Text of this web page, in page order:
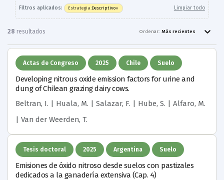
Filtros aplicados: Estrategia :Descriptivo× Limpiar todo
28 resultados Ordenar: Más recientes
Actas de Congreso 2025 Chile Suelo
Developing nitrous oxide emission factors for urine and
dung of Chilean grazing dairy cows.
Beltran, I. | Huala, M. | Salazar, F. | Hube, S. | Alfaro, M.
| Van der Weerden, T.
Tesis doctoral 2025 Argentina Suelo
Emisiones de óxido nitroso desde suelos con pastizales
dedicados a la ganadería extensiva (Cap. 4)